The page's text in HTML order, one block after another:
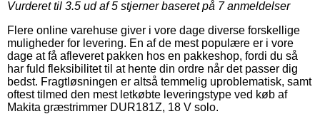
Vurderet til 3.5 ud af 5 stjerner baseret på 7anmeldelser
Flere online varehuse giver i vore dage diverse forskellige
muligheder for levering. En af de mest populære er i vore
dage at få afleveret pakken hos en pakkeshop, fordi du så
har fuld fleksibilitet til at hente din ordre når det passer dig
bedst. Fragtløsningen er altså temmelig uproblematisk, samt
oftest tilmed den mest letkøbte leveringstype ved køb af
Makita græstrimmer DUR181Z, 18 V solo.